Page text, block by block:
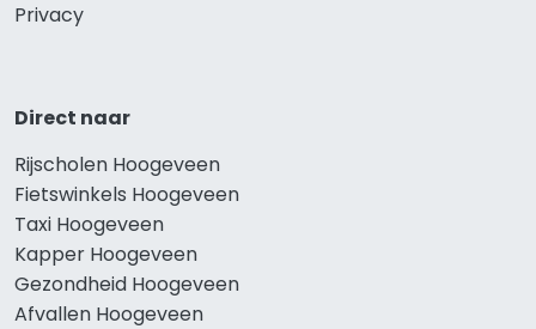
Privacy
Direct naar
Rijscholen Hoogeveen
Fietswinkels Hoogeveen
Taxi Hoogeveen
Kapper Hoogeveen
Gezondheid Hoogeveen
Afvallen Hoogeveen